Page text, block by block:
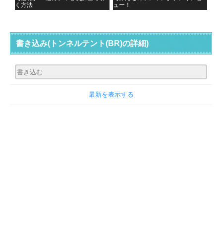
く方法
ュー！
書き込み(トンネルテント(BR)の詳細)
最新を表示する